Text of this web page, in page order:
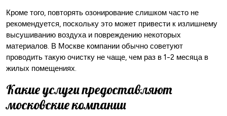
Кроме того, повторять озонирование слишком часто не
рекомендуется, поскольку это может привести к излишнему
высушиванию воздуха и повреждению некоторых
материалов. В Москве компании обычно советуют
проводить такую очистку не чаще, чем раз в 1-2 месяца в
жилых помещениях.
Какие услуги предоставляют
московские компании